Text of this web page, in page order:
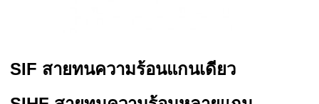
SIF สายทนความร้อนแกนเดียว